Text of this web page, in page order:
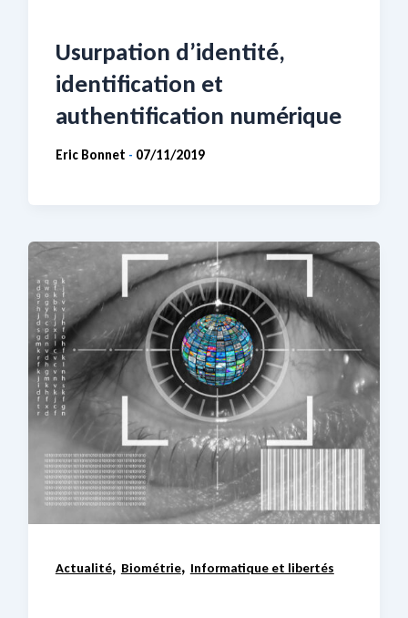
Usurpation d’identité,
identification et
authentification numérique
Eric Bonnet - 07/11/2019
Actualité, Biométrie, Informatique et libertés